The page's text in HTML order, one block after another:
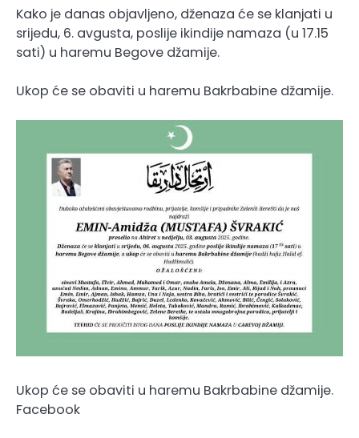
Kako je danas objavljeno, dženaza će se klanjati u
srijedu, 6. avgusta, poslije ikindije namaza (u 17.15
sati) u haremu Begove džamije.
Ukop će se obaviti u haremu Bakrbabine džamije.
Ukop će se obaviti u haremu Bakrbabine džamije.
Facebook